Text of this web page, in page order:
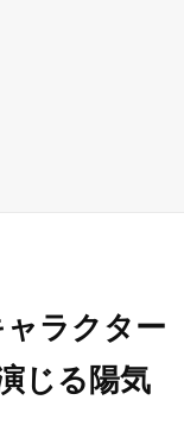
ャラクター
じる陽気